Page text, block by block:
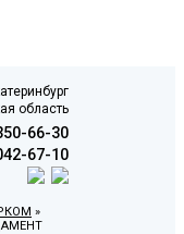
область
66-30
67-10
»